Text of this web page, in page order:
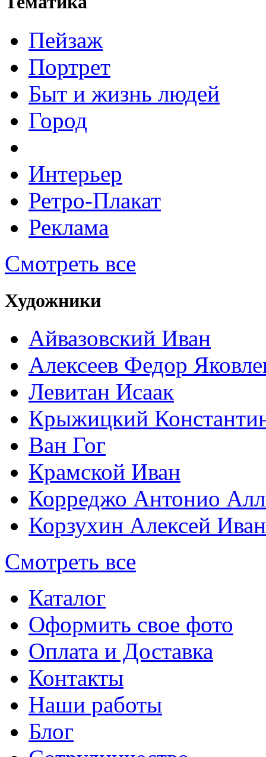
Пейзаж
Портрет
Быт и жизнь людей
Город
Интерьер
Ретро-Плакат
Реклама
Смотреть все
Художники
Айвазовский Иван
Алексеев Федор
Левитан Исаак
Крыжицкий
Ван Гог
Крамской Иван
Корреджо Антонио
Корзухин Алексей
Смотреть все
Каталог
Оформить свое фото
Оплата и Доставка
Контакты
Наши работы
Блог